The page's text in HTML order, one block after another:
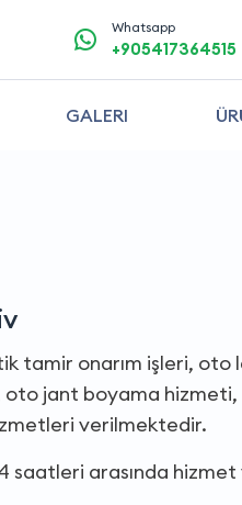
Whatsapp
+905417364515
GALERI
tamir onarım işleri,
oto jant boyama
verilmektedir.
saatleri arasında